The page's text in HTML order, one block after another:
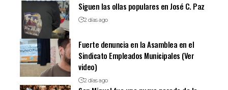
Siguen las ollas populares en José C. Paz
2 días ago
Fuerte denuncia en la Asamblea en el
Sindicato Empleados Municipales (Ver
video)
2 días ago